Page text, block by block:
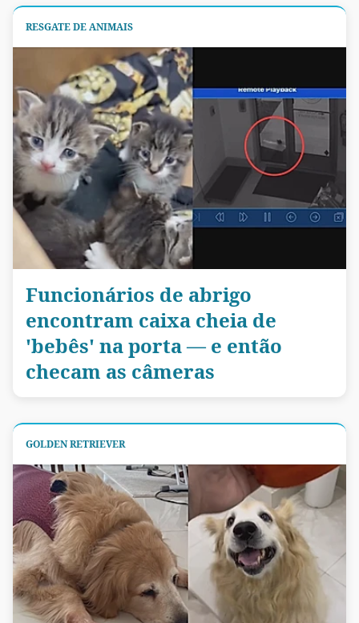
RESGATE DE ANIMAIS
Funcionários de abrigo
encontram caixa cheia de
'bebês' na porta — e então
checam as câmeras
GOLDEN RETRIEVER